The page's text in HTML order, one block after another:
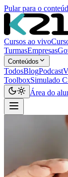
Pular para o
Cursos ao vivo
TurmasEmpresas
Conteúdos
TodosBlogPodcast
ToolboxSimulado
Área do